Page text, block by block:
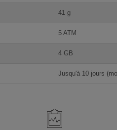
41 g
5 ATM
4 GB
Jusqu'à 10 jours